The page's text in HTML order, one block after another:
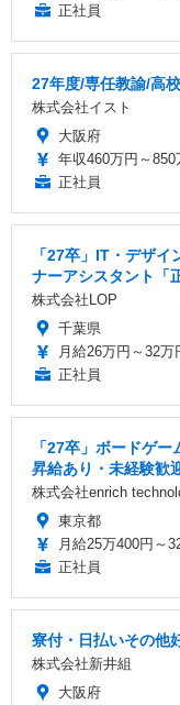
正社員
27年度/専任教諭/高
株式会社イスト
大阪府
年収460万円～850
正社員
「27卒」IT・デザ
ナーアシスタント「
株式会社LOP
千葉県
月給26万円～32万
正社員
「27卒」ボードゲ
昇給あり・未経験歓
株式会社enrich
東京都
月給25万400円～
正社員
寮付・日払いその他
株式会社新井組
大阪府